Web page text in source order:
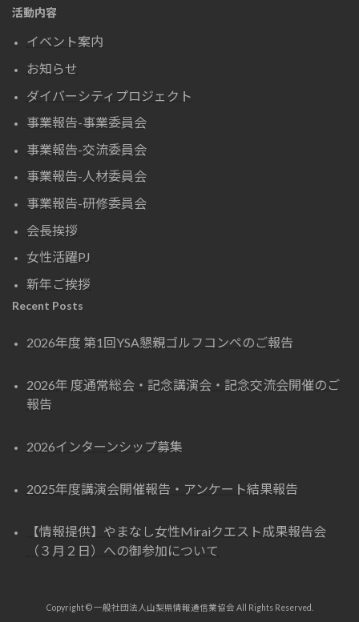
活動内容
イベント案内
お知らせ
ダイバーシティプロジェクト
事業報告-事業委員会
事業報告-交流委員会
事業報告-人材委員会
事業報告-研修委員会
会長挨拶
女性活躍PJ
新年ご挨拶
Recent Posts
2026年度 第1回YSA懇親ゴルフコンペのご報告
2026年 度通常総会・記念講演会・記念交流会開催のご
報告
2026インターンシップ募集
2025年度講演会開催報告・アンケート結果報告
【情報提供】やまなし女性Miraiクエスト成果報告会
（３月２日）への御参加について
Copyright © 一般社団法人山梨県情報通信業協会 All Rights Reserved.